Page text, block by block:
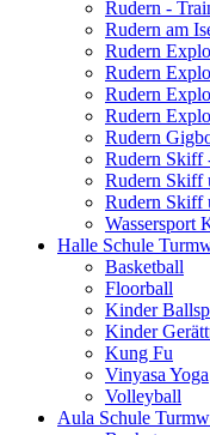
Rudern -
Rudern am
Rudern
Rudern
Rudern
Rudern
Rudern
Rudern Skiff
Rudern Skiff
Rudern Skiff
Wassersport
Halle Schule
Basketball
Floorball
Kinder
Kinder
Kung Fu
Vinyasa Yoga
Volleyball
Aula Schule